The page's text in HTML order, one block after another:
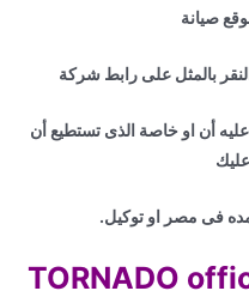
صيانة
بالمثل على رابط شركة
أن او خاصة الذى تستطيع أن
فى مصر او توكيل.
TORNADO